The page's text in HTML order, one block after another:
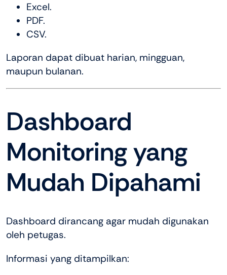
Excel.
PDF.
CSV.
Laporan dapat dibuat harian, mingguan,
maupun bulanan.
Dashboard
Monitoring yang
Mudah Dipahami
Dashboard dirancang agar mudah digunakan
oleh petugas.
Informasi yang ditampilkan: